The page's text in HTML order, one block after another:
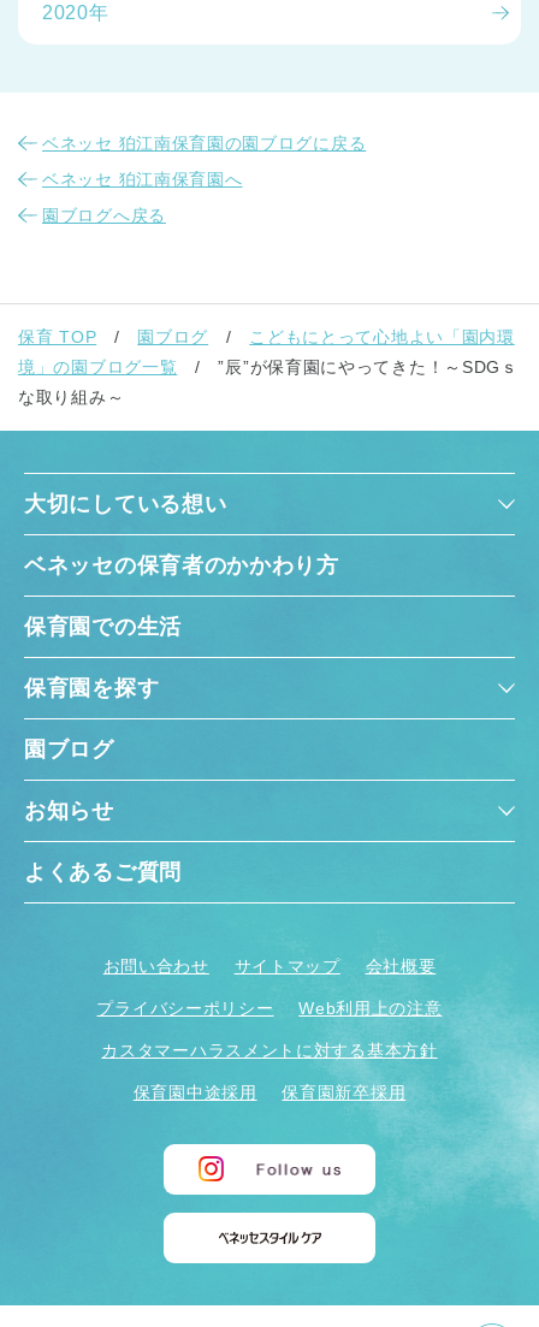
2020年
ベネッセ 狛江南保育園の園ブログに戻る
ベネッセ 狛江南保育園へ
園ブログへ戻る
保育 TOP 園ブログ
こどもにとって心地よい「園内環
境」の園ブログ一覧
”辰”が保育園にやってきた！～SDGｓ
な取り組み～
大切にしている想い
ベネッセの保育者のかかわり方
保育園での生活
保育園を探す
園ブログ
お知らせ
よくあるご質問
お問い合わせ サイトマップ 会社概要
プライバシーポリシー Web利用上の注意
カスタマーハラスメントに対する基本方針
保育園中途採用 保育園新卒採用